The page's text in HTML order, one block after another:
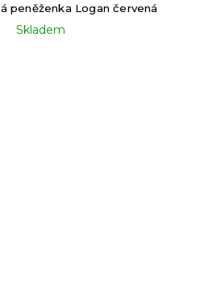
peněženka Logan červená
Skladem